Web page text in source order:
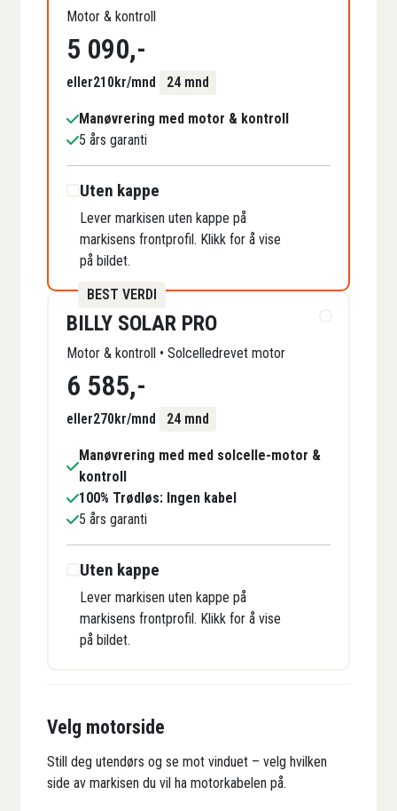
Motor & kontroll
5 090,-
eller210kr/mnd 24 mnd
Manøvrering med motor & kontroll
5 års garanti
Uten kappe
Lever markisen uten kappe på
markisens frontprofil. Klikk for å vise
på bildet.
BEST VERDI
BILLY SOLAR PRO
Motor & kontroll • Solcelledrevet motor
6 585,-
eller270kr/mnd 24 mnd
Manøvrering med med solcelle-motor &
kontroll
100% Trødløs: Ingen kabel
5 års garanti
Uten kappe
Lever markisen uten kappe på
markisens frontprofil. Klikk for å vise
på bildet.
Velg motorside
Still deg utendørs og se mot vinduet – velg hvilken
side av markisen du vil ha motorkabelen på.